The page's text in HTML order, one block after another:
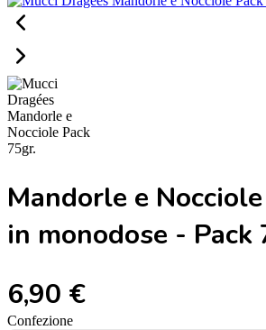
Mandorle e
in monodose - Pack
6,90 €
Confezione